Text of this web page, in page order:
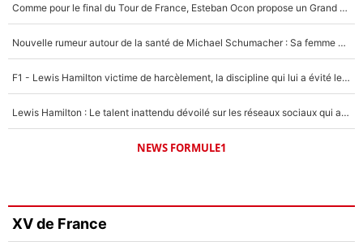
Comme pour le final du Tour de France, Esteban Ocon propose un Grand Prix de Formule 1 à Paris : «Autour de l’Arc de Triomphe, ce serait génial» !
Nouvelle rumeur autour de la santé de Michael Schumacher : Sa femme Corinna sort du silence
F1 - Lewis Hamilton victime de harcèlement, la discipline qui lui a évité le pire : «J'aurais probablement mal tourné»
Lewis Hamilton : Le talent inattendu dévoilé sur les réseaux sociaux qui a impressionné Kim Kardashian pendant leurs vacances en amoureux !
NEWS FORMULE1
XV de France